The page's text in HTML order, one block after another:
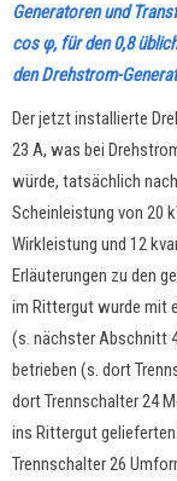
Generatoren und
cos φ, für den 0,8
den Drehstrom-
Der jetzt installierte
23 A, was bei
würde, tatsächlich
Scheinleistung von 20
Wirkleistung und 12
Erläuterungen zu den
im Rittergut wurde mit
(s. nächster Abschnitt
betrieben (s. dort
dort Trennschalter 24
ins Rittergut
Trennschalter 26